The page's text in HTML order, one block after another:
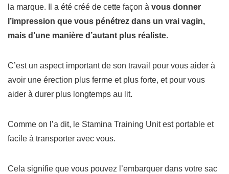
la marque.
Il a été créé de cette façon à vous donner
l’impression que vous pénétrez dans un vrai vagin,
mais d’une manière d’autant plus réaliste.
C’est un aspect important de son travail pour vous aider à
avoir une érection plus ferme et plus forte, et pour vous
aider à durer plus longtemps au lit.
Comme on l’a dit, le Stamina Training Unit est portable et
facile à transporter avec vous.
Cela signifie que vous pouvez l’embarquer dans votre sac